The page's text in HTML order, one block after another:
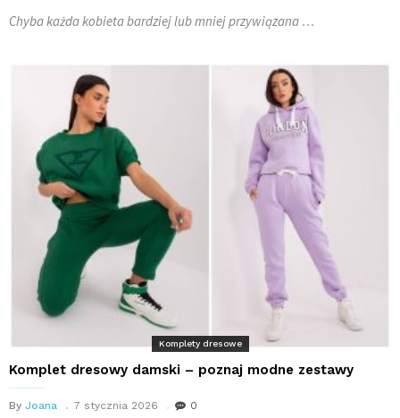
Chyba każda kobieta bardziej lub mniej przywiązana …
Komplety dresowe
Komplet dresowy damski – poznaj modne zestawy
By Joana 7 stycznia 2026 0